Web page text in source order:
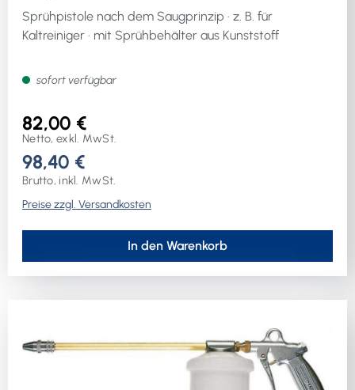
Sprühpistole nach dem Saugprinzip · z. B. für
Kaltreiniger · mit Sprühbehälter aus Kunststoff
sofort verfügbar
82,00 €
Netto, exkl. MwSt.
98,40 €
Brutto, inkl. MwSt.
Preise zzgl. Versandkosten
In den Warenkorb